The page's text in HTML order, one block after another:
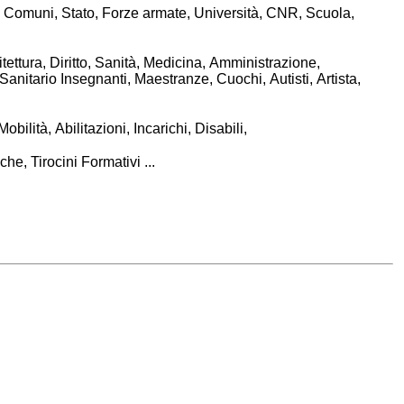
Comuni, Stato, Forze armate, Università, CNR, Scuola,
, Diritto, Sanità, Medicina, Amministrazione,
Insegnanti, Maestranze, Cuochi, Autisti, Artista,
, Abilitazioni, Incarichi, Disabili,
, Tirocini Formativi ...